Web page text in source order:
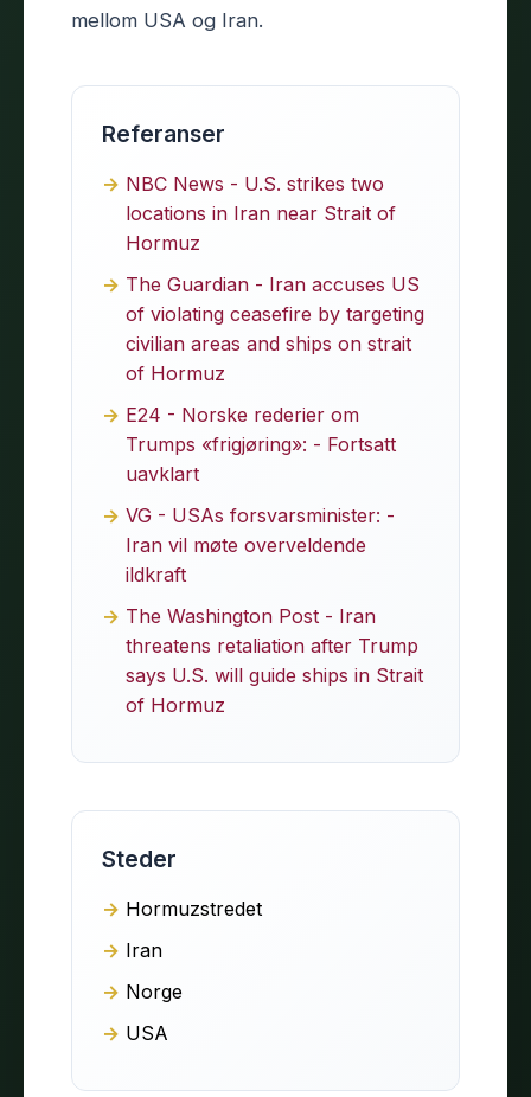
mellom USA og Iran.
Referanser
NBC News - U.S. strikes two
locations in Iran near Strait of
Hormuz
The Guardian - Iran accuses US
of violating ceasefire by targeting
civilian areas and ships on strait
of Hormuz
E24 - Norske rederier om
Trumps «frigjøring»: - Fortsatt
uavklart
VG - USAs forsvarsminister: -
Iran vil møte overveldende
ildkraft
The Washington Post - Iran
threatens retaliation after Trump
says U.S. will guide ships in Strait
of Hormuz
Steder
Hormuzstredet
Iran
Norge
USA